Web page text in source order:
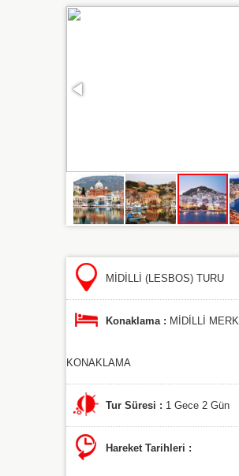
MİDİLLİ (LESBOS) TURU
Konaklama : MİDİLLİ
KONAKLAMA
Tur Süresi : 1 Gece 2 Gün
Hareket Tarihleri :